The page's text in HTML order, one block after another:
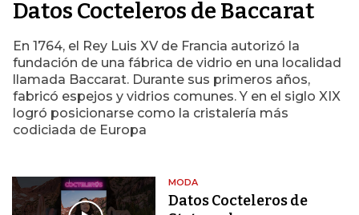
Datos Cocteleros de Baccarat
En 1764, el Rey Luis XV de Francia autorizó la
fundación de una fábrica de vidrio en una localidad
llamada Baccarat. Durante sus primeros años,
fabricó espejos y vidrios comunes. Y en el siglo XIX
logró posicionarse como la cristalería más
codiciada de Europa
MODA
Datos Cocteleros de